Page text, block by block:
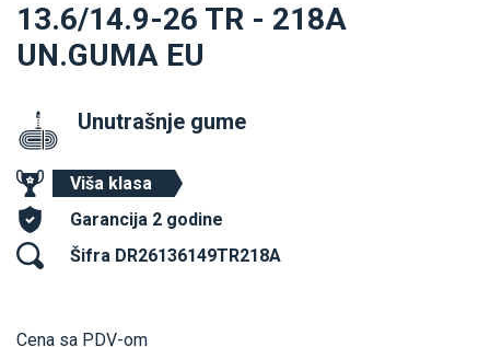
13.6/14.9-26 TR - 218A
UN.GUMA EU
Unutrašnje gume
Viša klasa
Garancija 2 godine
Šifra DR26136149TR218A
Cena sa PDV-om